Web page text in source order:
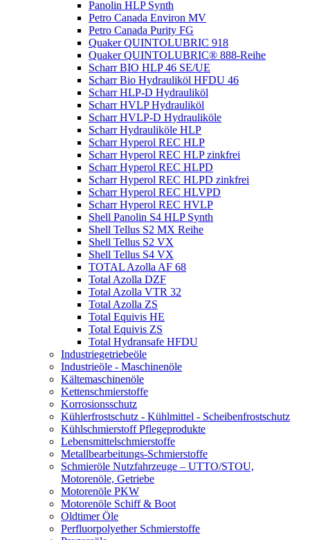
Panolin HLP Synth
Petro Canada Environ MV
Petro Canada Purity FG
Quaker QUINTOLUBRIC 918
Quaker QUINTOLUBRIC® 888-Reihe
Scharr BIO HLP 46 SE/UE
Scharr Bio Hydrauliköl HFDU 46
Scharr HLP-D Hydrauliköl
Scharr HVLP Hydrauliköl
Scharr HVLP-D Hydrauliköle
Scharr Hydrauliköle HLP
Scharr Hyperol REC HLP
Scharr Hyperol REC HLP zinkfrei
Scharr Hyperol REC HLPD
Scharr Hyperol REC HLPD zinkfrei
Scharr Hyperol REC HLVPD
Scharr Hyperol REC HVLP
Shell Panolin S4 HLP Synth
Shell Tellus S2 MX Reihe
Shell Tellus S2 VX
Shell Tellus S4 VX
TOTAL Azolla AF 68
Total Azolla DZF
Total Azolla VTR 32
Total Azolla ZS
Total Equivis HE
Total Equivis ZS
Total Hydransafe HFDU
Industriegetriebeöle
Industrieöle - Maschinenöle
Kältemaschinenöle
Kettenschmierstoffe
Korrosionsschutz
Kühlerfrostschutz - Kühlmittel - Scheibenfrostschutz
Kühlschmierstoff Pflegeprodukte
Lebensmittelschmierstoffe
Metallbearbeitungs-Schmierstoffe
Schmieröle Nutzfahrzeuge – UTTO/STOU,
Motorenöle, Getriebe
Motorenöle PKW
Motorenöle Schiff & Boot
Oldtimer Öle
Perfluorpolyether Schmierstoffe